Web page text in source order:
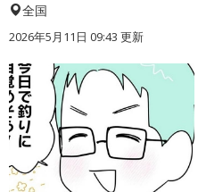
全国
2026年5月11日 09:43 更新